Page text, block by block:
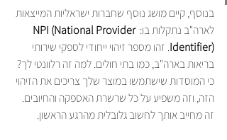
בנוסף, קיים מושג נוסף שחברות ישראליות המייצאות
לארה"ב נתקלות בו: NPI (National Provider
Identifier). זהו מספר זיהוי ייחודי לספקי שירותי
בריאות בארה"ב, כמו בתי חולים. למה זה רלוונטי לך?
כי המוסדות שישתמשו במוצר שלך צריכים את הזיהוי
הזה, וזה משפיע על כל שרשרת האספקה והחיובים.
זה מחייב אותך לחשוב גלובלית מהרגע הראשון.